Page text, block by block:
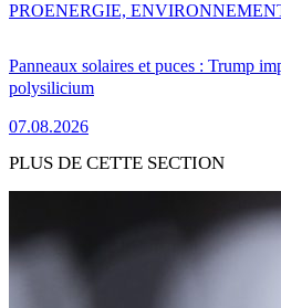
Panneaux solaires et puces : Trump
polysilicium
07.08.2026
PROENERGIE,
PLUS DE CETTE SECTION